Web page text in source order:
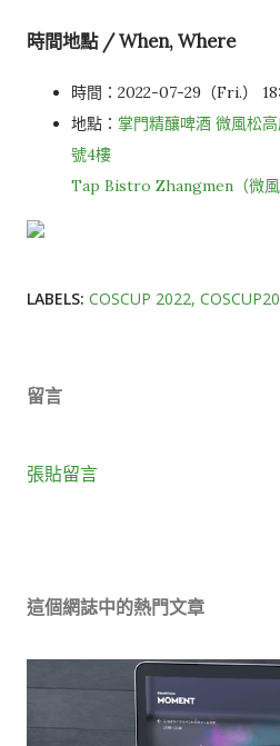
時間地點 / When, Where
時間：2022-07-29（Fri.）
地點： 掌門精釀啤酒 微風松
號4樓
Tap Bistro Zhangmen（微風
LABELS: COSCUP 2022
留言
張貼留言
這個網誌中的熱門文章